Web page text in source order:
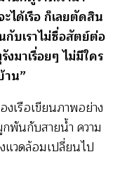
ได้เรือ ก็เลยตัดสิน
กับเราไม่ซื่อสัตย์ต่อ
มาเรื่อยๆ ไม่มีใคร
าน”
งเรือเขียนภาพอย่าง
พันกับสายน้ำ ความ
แวดล้อมเปลี่ยนไป